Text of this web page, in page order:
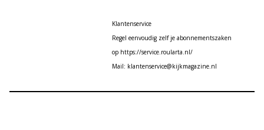
Klantenservice
Regel eenvoudig zelf je abonnementszaken
op https://service.roularta.nl/
Mail: klantenservice@kijkmagazine.nl